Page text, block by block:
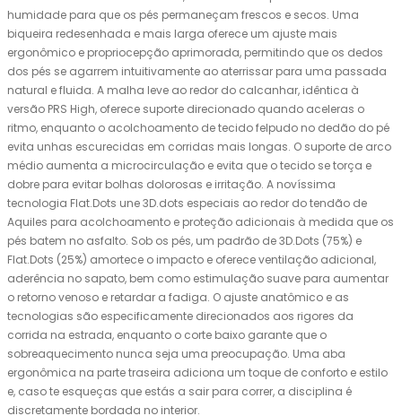
humidade para que os pés permaneçam frescos e secos. Uma
biqueira redesenhada e mais larga oferece um ajuste mais
ergonômico e propriocepção aprimorada, permitindo que os dedos
dos pés se agarrem intuitivamente ao aterrissar para uma passada
natural e fluida. A malha leve ao redor do calcanhar, idêntica à
versão PRS High, oferece suporte direcionado quando aceleras o
ritmo, enquanto o acolchoamento de tecido felpudo no dedão do pé
evita unhas escurecidas em corridas mais longas. O suporte de arco
médio aumenta a microcirculação e evita que o tecido se torça e
dobre para evitar bolhas dolorosas e irritação. A novíssima
tecnologia Flat.Dots une 3D.dots especiais ao redor do tendão de
Aquiles para acolchoamento e proteção adicionais à medida que os
pés batem no asfalto. Sob os pés, um padrão de 3D.Dots (75%) e
Flat.Dots (25%) amortece o impacto e oferece ventilação adicional,
aderência no sapato, bem como estimulação suave para aumentar
o retorno venoso e retardar a fadiga. O ajuste anatômico e as
tecnologias são especificamente direcionados aos rigores da
corrida na estrada, enquanto o corte baixo garante que o
sobreaquecimento nunca seja uma preocupação. Uma aba
ergonômica na parte traseira adiciona um toque de conforto e estilo
e, caso te esqueças que estás a sair para correr, a disciplina é
discretamente bordada no interior.